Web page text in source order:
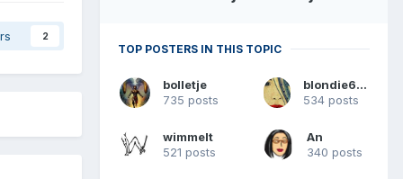
2
TOP POSTERS IN THIS TOPIC
bolletje
735 posts
blondie6173
534 posts
wimmelt
521 posts
An
340 posts